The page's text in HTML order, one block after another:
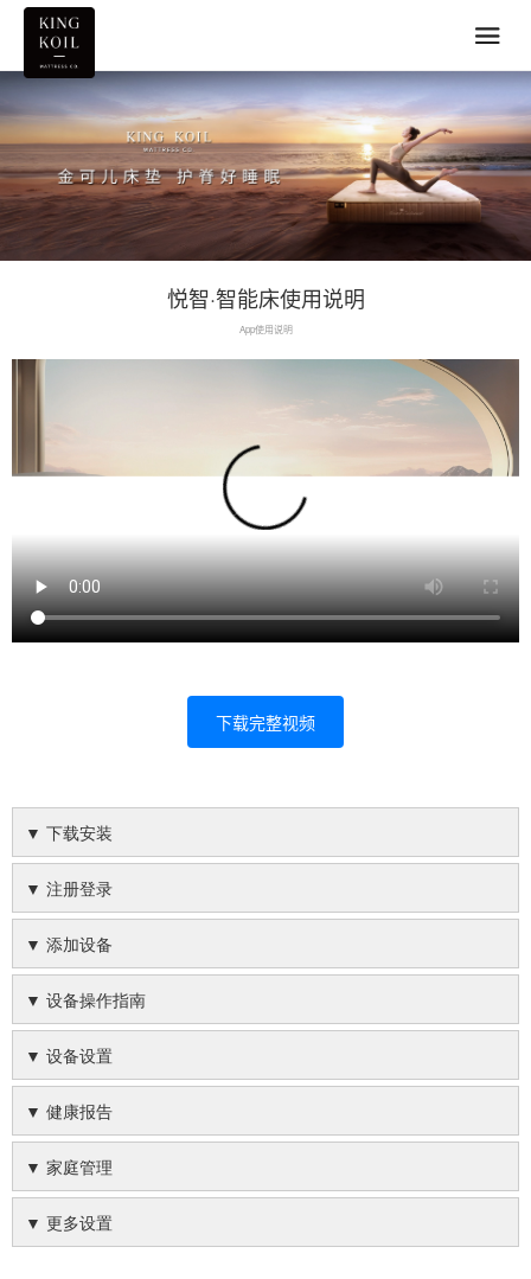
悦智·智能床使用说明
App使用说明
下载完整视频
▼ 下载安装
▼ 注册登录
▼ 添加设备
▼ 设备操作指南
▼ 设备设置
▼ 健康报告
▼ 家庭管理
▼ 更多设置